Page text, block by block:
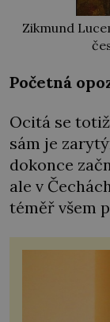
Zikmund
Početná
Ocitá se
sám je
dokonce
ale v
téměř všem